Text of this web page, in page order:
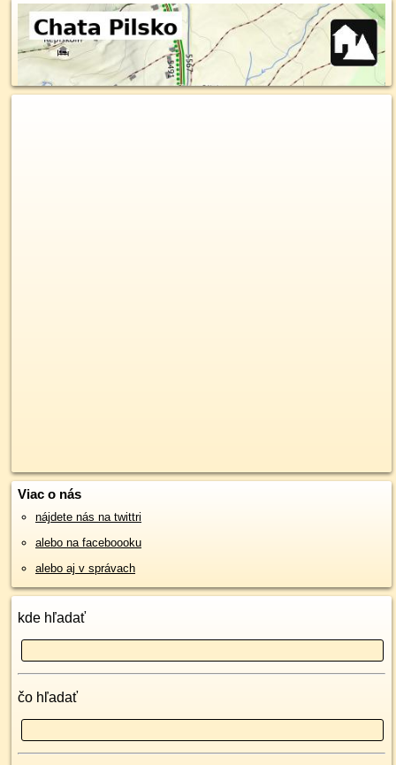
Viac o nás
nájdete nás na twittri
alebo na faceboooku
alebo aj v správach
kde hľadať
čo hľadať